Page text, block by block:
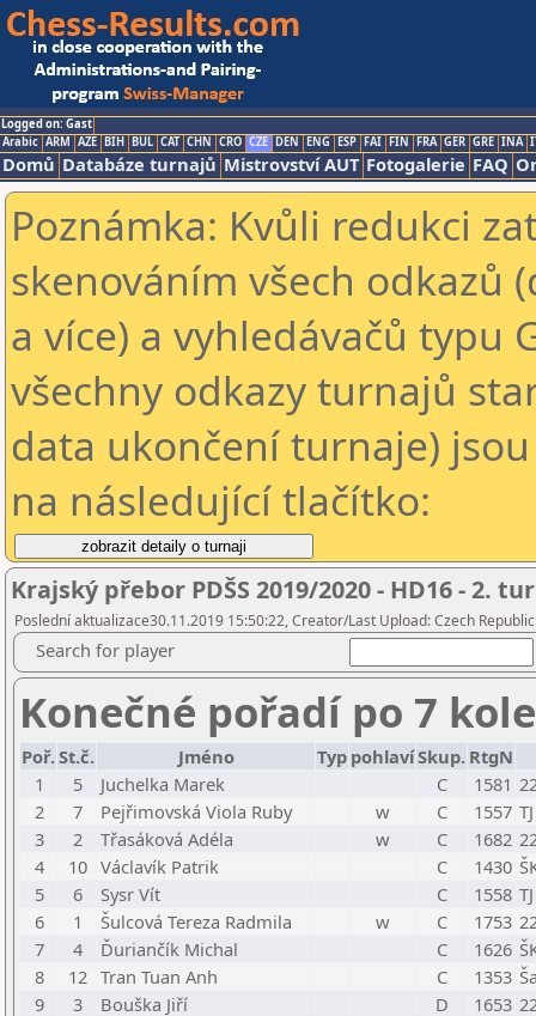
Logged on: Gast
Arabic ARM AZE BIH BUL CAT CHN CRO CZE DEN ENG ESP FAI FIN FRA GER GRE INA
Domů Databáze turnajů Mistrovství AUT Fotogalerie FAQ
Poznámka: Kvůli redukci
skenováním všech odkazů
a více) a vyhledávačů typu
všechny odkazy turnajů
data ukončení turnaje)
na následující tlačítko:
Krajský přebor PDŠS 2019/2020 - HD16 - 2.
Poslední aktualizace30.11.2019 15:50:22, Creator/Last Upload: Czech
Search for player
Konečné pořadí po 7
Poř.St.č. Jméno Typ pohlavíSkup. RtgN
1
5 Juchelka Marek C 1581
2
7 Pejřimovská Viola Ruby w C 1557
3
2 Třasáková Adéla w C 1682
4
10 Václavík Patrik C 1430
5
6 Sysr Vít C 1558
6
1 Šulcová Tereza Radmila w C 1753
7
4 Ďuriančík Michal C 1626
8
12 Tran Tuan Anh C 1353
9
3 Bouška Jiří D 1653